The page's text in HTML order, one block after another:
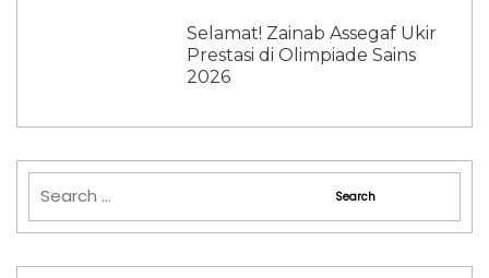
Selamat! Zainab Assegaf Ukir
Prestasi di Olimpiade Sains
2026